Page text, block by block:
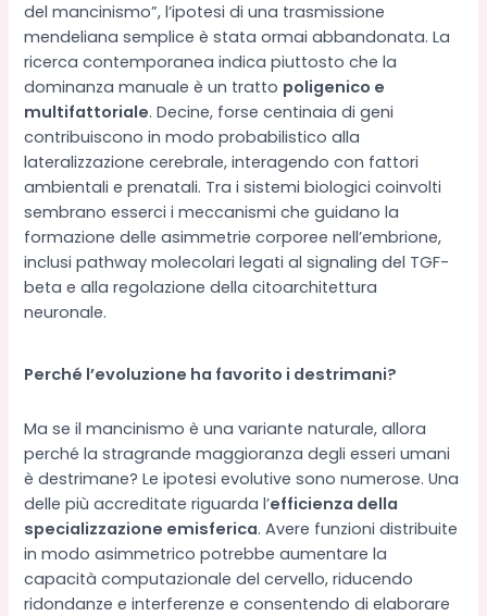
del mancinismo”, l’ipotesi di una trasmissione
mendeliana semplice è stata ormai abbandonata. La
ricerca contemporanea indica piuttosto che la
dominanza manuale è un tratto poligenico e
multifattoriale. Decine, forse centinaia di geni
contribuiscono in modo probabilistico alla
lateralizzazione cerebrale, interagendo con fattori
ambientali e prenatali. Tra i sistemi biologici coinvolti
sembrano esserci i meccanismi che guidano la
formazione delle asimmetrie corporee nell’embrione,
inclusi pathway molecolari legati al signaling del TGF-
beta e alla regolazione della citoarchitettura
neuronale.
Perché l’evoluzione ha favorito i destrimani?
Ma se il mancinismo è una variante naturale, allora
perché la stragrande maggioranza degli esseri umani
è destrimane? Le ipotesi evolutive sono numerose. Una
delle più accreditate riguarda l’efficienza della
specializzazione emisferica. Avere funzioni distribuite
in modo asimmetrico potrebbe aumentare la
capacità computazionale del cervello, riducendo
ridondanze e interferenze e consentendo di elaborare